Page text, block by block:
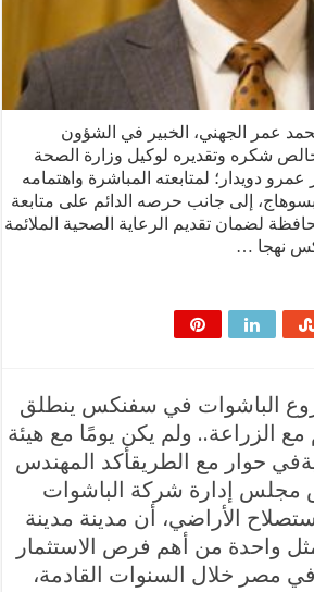
عمر الجهني، الخبير في الشؤون
شكره وتقديره لوكيل وزارة الصحة
دويدار؛ لمتابعته المباشرة واهتمامه
إلى جانب حرصه الدائم على متابعة
لضمان تقديم الرعاية الصحية الملائمة
نهجا …
الباشوات في سفنكس ينطلق
الزراعة.. ولم يكن يومًا مع هيئة
حوار مع الطريقأكد المهندس
إدارة شركة الباشوات
الأراضي، أن مدينة مدينة
واحدة من أهم فرص الاستثمار
مصر خلال السنوات القادمة،